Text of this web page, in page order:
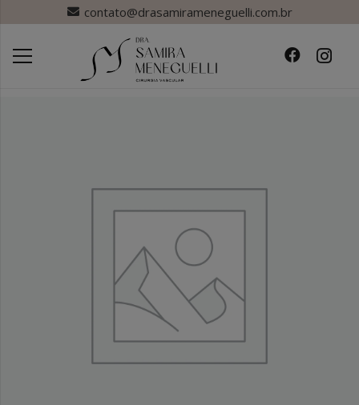
contato@drasamirameneguelli.com.br